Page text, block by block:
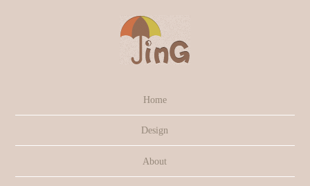
Home
Design
About